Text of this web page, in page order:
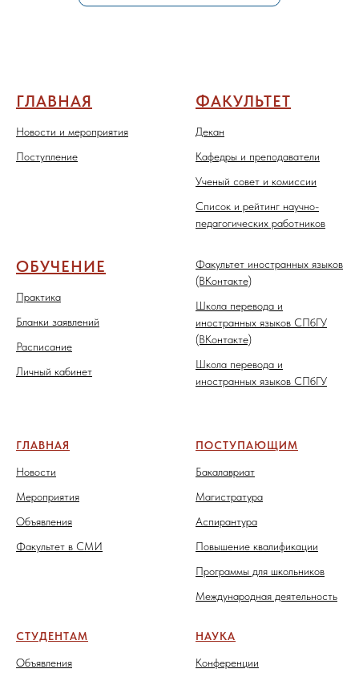
ГЛАВНАЯ
Новости и мероприятия
Поступление
ФАКУЛЬТЕТ
Декан
Кафедры и преподаватели
Ученый совет и комиссии
Список и рейтинг научно-
педагогических работников
ОБУЧЕНИЕ
Практика
Бланки заявлений
Расписание
Личный кабинет
Факультет иностранных языков
(ВКонтакте)
Школа перевода и
иностранных языков СПбГУ
(ВКонтакте)
Школа перевода и
иностранных языков СПбГУ
ГЛАВНАЯ
Новости
Мероприятия
Объявления
Факультет в СМИ
ПОСТУПАЮЩИМ
Бакалавриат
Магистратура
Аспирантура
Повышение квалификации
Программы для школьников
Международная деятельность
СТУДЕНТАМ
Объявления
НАУКА
Конференции